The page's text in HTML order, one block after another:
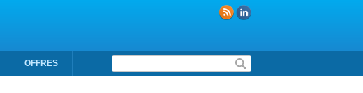
Formulaire de recherche
OFFRES